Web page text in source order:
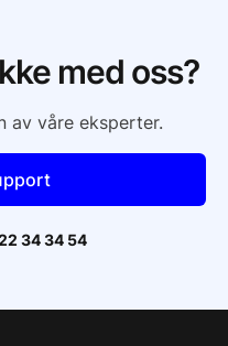
med oss?
av våre eksperter.
34 34 54